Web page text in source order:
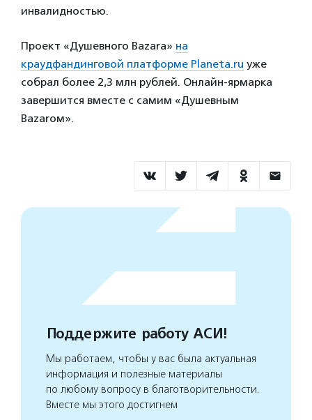
инвалидностью.
Проект «Душевного Bazara» на
краудфандинговой платформе Planeta.ru уже
собрал более 2,3 млн рублей. Онлайн-ярмарка
завершится вместе с самим «Душевным
Bazarом».
Поддержите работу АСИ!
Мы работаем, чтобы у вас была актуальная
информация и полезные материалы
по любому вопросу в благотворительности.
Вместе мы этого достигнем